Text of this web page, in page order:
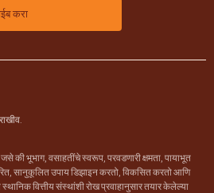
की भूभाग, वसाहतींचे स्वरूप, परवडणारी क्षमता, पायाभूत
सानुकूलित उपाय डिझाइन करतो, विकसित करतो आणि
वित्तीय संस्थांशी रोख प्रवाहानुसार तयार केलेल्या